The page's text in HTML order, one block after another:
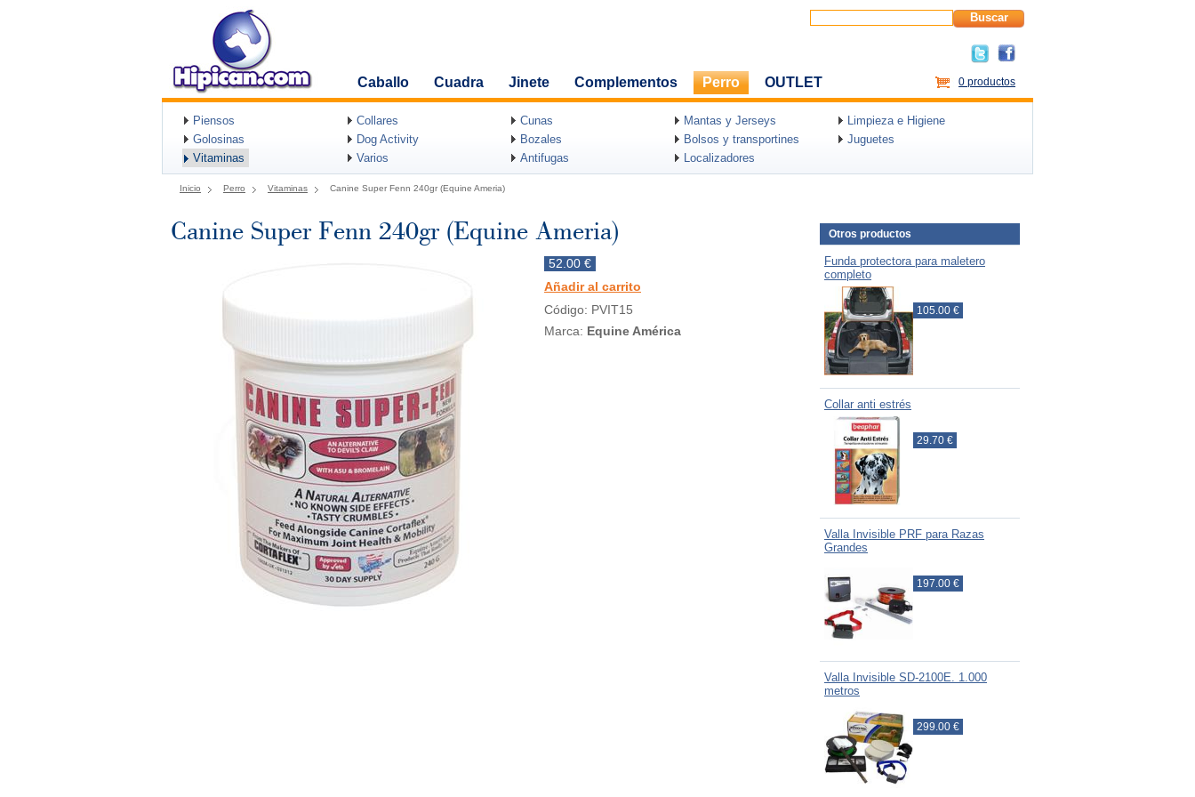
Buscar
Caballo Cuadra Jinete Complementos Perro OUTLET 0 productos
Piensos Collares Cunas Mantas y Jerseys
Limpieza e Higiene
Golosinas
Dog Activity Bozales Bolsos y transportines
Juguetes
Vitaminas
Varios Antifugas Localizadores
Inicio Perro Vitaminas Canine Super Fenn 240gr (Equine Ameria)
Canine Super Fenn 240gr (Equine Ameria)
52.00 €
Añadir al carrito
Código: PVIT15
Marca: Equine América
Otros productos
Funda protectora para maletero
completo
105.00 €
Collar anti estrés
29.70 €
Valla Invisible PRF para Razas
Grandes
197.00 €
Valla Invisible SD-2100E. 1.000
metros
299.00 €